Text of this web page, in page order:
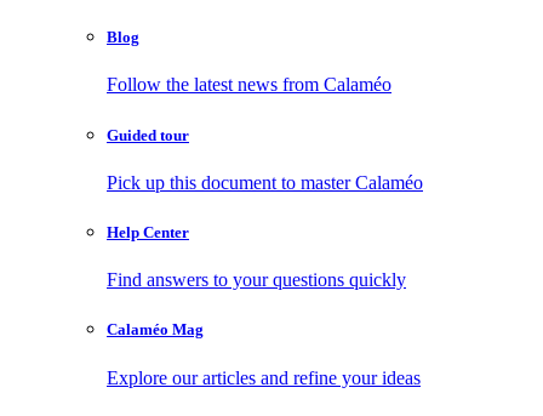
Blog
Follow the latest news from Calaméo
Guided tour
Pick up this document to master Calaméo
Help Center
Find answers to your questions quickly
Calaméo Mag
Explore our articles and refine your ideas